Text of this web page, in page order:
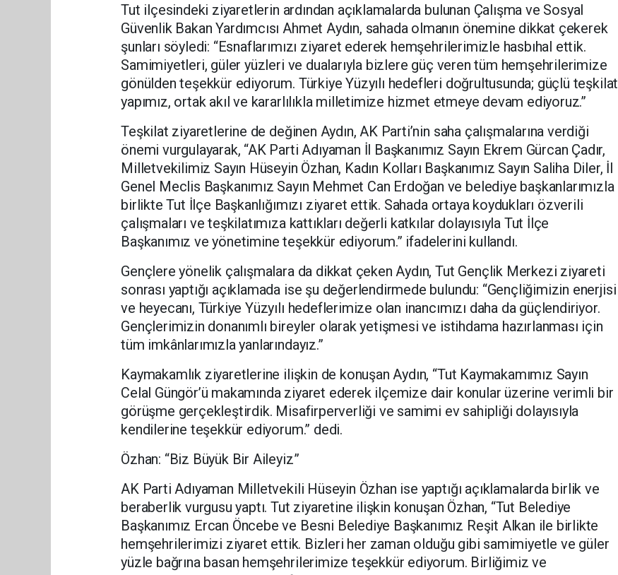
Tut ilçesindeki ziyaretlerin ardından açıklamalarda bulunan Çalışma ve Sosyal
Güvenlik Bakan Yardımcısı Ahmet Aydın, sahada olmanın önemine dikkat çekerek
şunları söyledi: “Esnaflarımızı ziyaret ederek hemşehrilerimizle hasbıhal ettik.
Samimiyetleri, güler yüzleri ve dualarıyla bizlere güç veren tüm hemşehrilerimize
gönülden teşekkür ediyorum. Türkiye Yüzyılı hedefleri doğrultusunda; güçlü teşkilat
yapımız, ortak akıl ve kararlılıkla milletimize hizmet etmeye devam ediyoruz.”
Teşkilat ziyaretlerine de değinen Aydın, AK Parti’nin saha çalışmalarına verdiği
önemi vurgulayarak, “AK Parti Adıyaman İl Başkanımız Sayın Ekrem Gürcan Çadır,
Milletvekilimiz Sayın Hüseyin Özhan, Kadın Kolları Başkanımız Sayın Saliha Diler, İl
Genel Meclis Başkanımız Sayın Mehmet Can Erdoğan ve belediye başkanlarımızla
birlikte Tut İlçe Başkanlığımızı ziyaret ettik. Sahada ortaya koydukları özverili
çalışmaları ve teşkilatımıza kattıkları değerli katkılar dolayısıyla Tut İlçe
Başkanımız ve yönetimine teşekkür ediyorum.” ifadelerini kullandı.
Gençlere yönelik çalışmalara da dikkat çeken Aydın, Tut Gençlik Merkezi ziyareti
sonrası yaptığı açıklamada ise şu değerlendirmede bulundu: “Gençliğimizin enerjisi
ve heyecanı, Türkiye Yüzyılı hedeflerimize olan inancımızı daha da güçlendiriyor.
Gençlerimizin donanımlı bireyler olarak yetişmesi ve istihdama hazırlanması için
tüm imkânlarımızla yanlarındayız.”
Kaymakamlık ziyaretlerine ilişkin de konuşan Aydın, “Tut Kaymakamımız Sayın
Celal Güngör’ü makamında ziyaret ederek ilçemize dair konular üzerine verimli bir
görüşme gerçekleştirdik. Misafirperverliği ve samimi ev sahipliği dolayısıyla
kendilerine teşekkür ediyorum.” dedi.
Özhan: “Biz Büyük Bir Aileyiz”
AK Parti Adıyaman Milletvekili Hüseyin Özhan ise yaptığı açıklamalarda birlik ve
beraberlik vurgusu yaptı. Tut ziyaretine ilişkin konuşan Özhan, “Tut Belediye
Başkanımız Ercan Öncebe ve Besni Belediye Başkanımız Reşit Alkan ile birlikte
hemşehrilerimizi ziyaret ettik. Bizleri her zaman olduğu gibi samimiyetle ve güler
yüzle bağrına basan hemşehrilerimize teşekkür ediyorum. Birliğimiz ve